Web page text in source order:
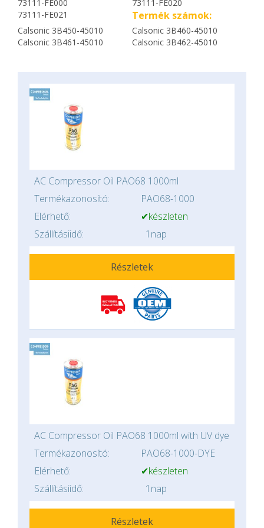
73111-FE000
73111-FE020
73111-FE021
Termék számok:
Calsonic 3B450-45010
Calsonic 3B460-45010
Calsonic 3B461-45010
Calsonic 3B462-45010
AC Compressor Oil PAO68 1000ml
Termékazonosító:
PAO68-1000
Elérhető:
✔készleten
Szállításiidő:
1nap
Részletek
AC Compressor Oil PAO68 1000ml with UV dye
Termékazonosító:
PAO68-1000-DYE
Elérhető:
✔készleten
Szállításiidő:
1nap
Részletek